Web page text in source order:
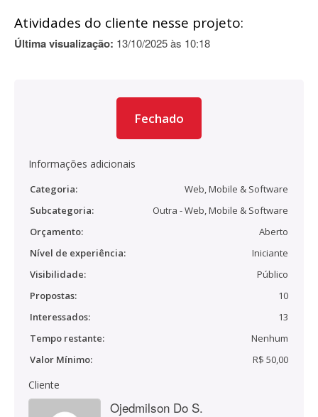
Atividades do cliente nesse projeto:
Última visualização: 13/10/2025 às 10:18
Fechado
Informações adicionais
Categoria:
Web, Mobile & Software
Subcategoria:
Outra - Web, Mobile & Software
Orçamento:
Aberto
Nível de experiência:
Iniciante
Visibilidade:
Público
Propostas:
10
Interessados:
13
Tempo restante:
Nenhum
Valor Mínimo:
R$ 50,00
Cliente
Ojedmilson Do S.